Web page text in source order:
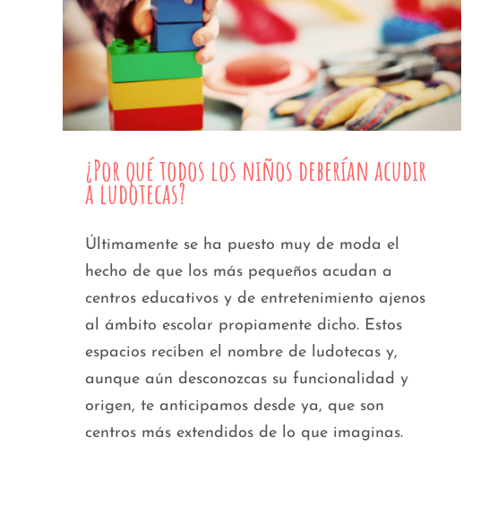
¿Por qué todos los niños deberían acudir a
ludotecas?
¿Por qué todos los niños deberían acudir
a ludotecas?
Últimamente se ha puesto muy de moda el
hecho de que los más pequeños acudan a
centros educativos y de entretenimiento ajenos
al ámbito escolar propiamente dicho. Estos
espacios reciben el nombre de ludotecas y,
aunque aún desconozcas su funcionalidad y
origen, te anticipamos desde ya, que son
centros más extendidos de lo que imaginas.